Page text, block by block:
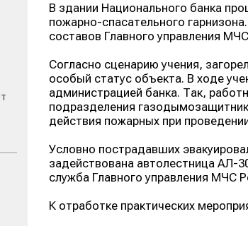
В здании Национального банка
пожарно-спасательного
составов Главного управления
Согласно сценарию учения,
особый статус объекта. В ходе
администрацией банка. Так,
подразделения
действия пожарных при
Условно пострадавших
задействована автолестница АЛ-
служба Главного управления МЧС
К отработке практических